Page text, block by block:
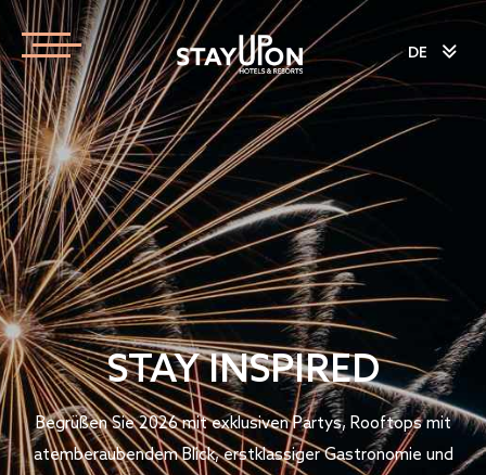
DE
STAY INSPIRED
Begrüßen Sie 2026 mit exklusiven Partys, Rooftops mit
atemberaubendem Blick, erstklassiger Gastronomie und